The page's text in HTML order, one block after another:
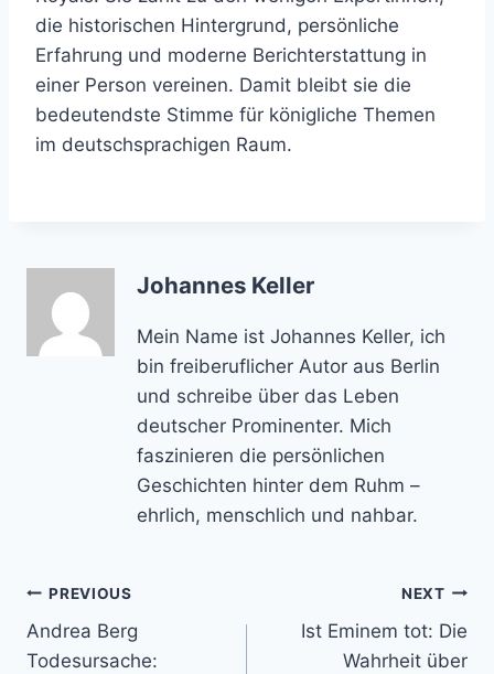
die historischen Hintergrund, persönliche
Erfahrung und moderne Berichterstattung in
einer Person vereinen. Damit bleibt sie die
bedeutendste Stimme für königliche Themen
im deutschsprachigen Raum.
Johannes Keller
Mein Name ist Johannes Keller, ich
bin freiberuflicher Autor aus Berlin
und schreibe über das Leben
deutscher Prominenter. Mich
faszinieren die persönlichen
Geschichten hinter dem Ruhm –
ehrlich, menschlich und nahbar.
Post
navigation
PREVIOUS
Andrea Berg
Todesursache:
NEXT
Ist Eminem tot: Die
Wahrheit über